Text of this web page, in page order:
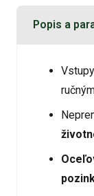
Popis a